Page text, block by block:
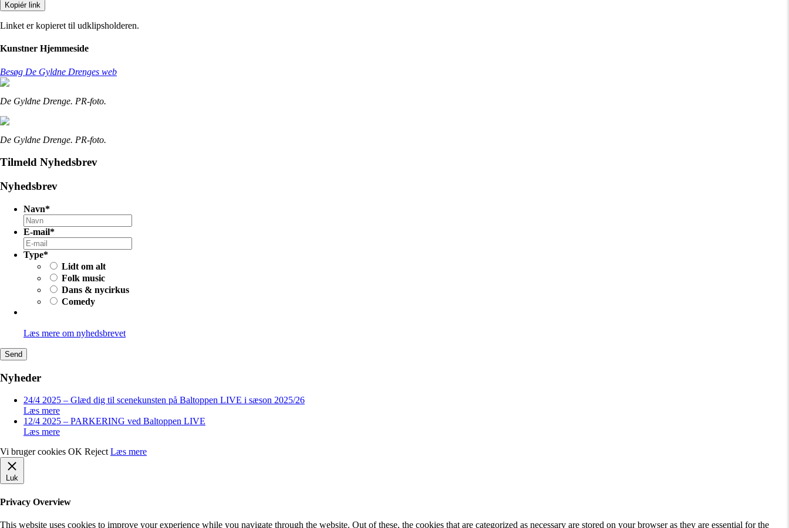
Kopiér link
Linket er kopieret til udklipsholderen.
Kunstner Hjemmeside
Besøg De Gyldne Drenges web
De Gyldne Drenge. PR-foto.
De Gyldne Drenge. PR-foto.
Tilmeld Nyhedsbrev
Nyhedsbrev
Navn*
E-mail*
Type*
Lidt om alt
Folk music
Dans & nycirkus
Comedy
Læs mere om nyhedsbrevet
Nyheder
24/4 2025 – Glæd dig til scenekunsten på Baltoppen LIVE i sæson 2025/26
Læs mere
12/4 2025 – PARKERING ved Baltoppen LIVE
Læs mere
Vi bruger cookies OK Reject Læs mere
Luk
Privacy Overview
This website uses cookies to improve your experience while you navigate through the website. Out of these, the cookies that are categorized as necessary are stored on your browser as they are essential for the